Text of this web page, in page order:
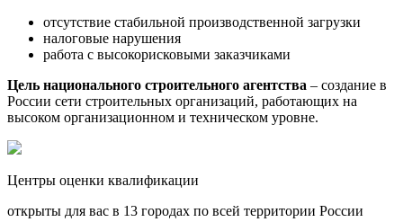
отсутствие стабильной производственной загрузки
налоговые нарушения
работа с высокорисковыми заказчиками
Цель национального строительного агентства – создание в
России сети строительных организаций, работающих на
высоком организационном и техническом уровне.
Центры оценки квалификации
открыты для вас в 13 городах по всей территории России